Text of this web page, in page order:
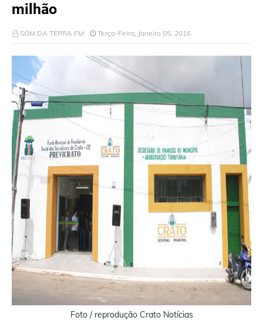
milhão
SOM DA TERRA FM Terça-Feira, Janeiro 05, 2016
Foto / reprodução Crato Notícias